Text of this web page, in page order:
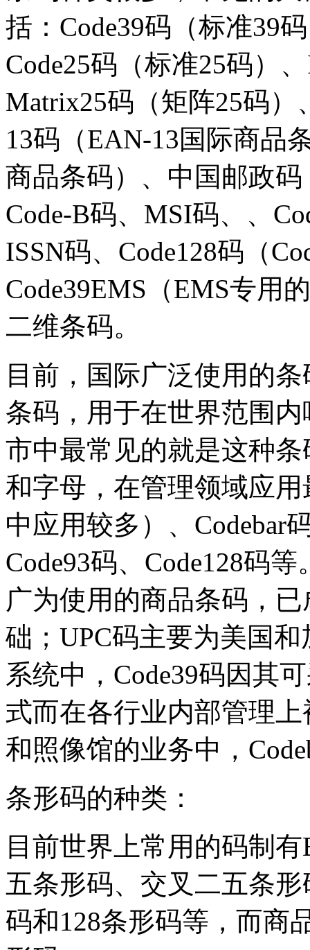
括：Code39码（标准39
Code25码（标准25码）
Matrix25码（矩阵25码）
13码（EAN-13国际商品
商品条码）、中国邮政
Code-B码、MSI码、、
ISSN码、Code128码（
Code39EMS（EMS专用
二维条码。
目前，国际广泛使用的
条码，用于在世界范围
市中最常见的就是这种
和字母，在管理领域应
中应用较多）、Codebar
Code93码、Code128码
广为使用的商品条码，
础；UPC码主要为美国
系统中，Code39码因其
式而在各行业内部管理
和照像馆的业务中，
条形码的种类：
目前世界上常用的码制
五条形码、交叉二五条
码和128条形码等，而商